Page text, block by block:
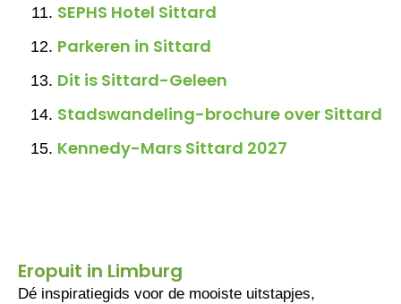
SEPHS Hotel Sittard
Parkeren in Sittard
Dit is Sittard-Geleen
Stadswandeling-brochure over Sittard
Kennedy-Mars Sittard 2027
Eropuit in Limburg
Dé inspiratiegids voor de mooiste uitstapjes,